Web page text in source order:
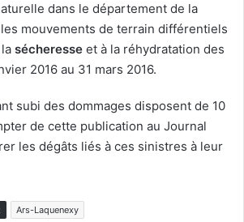
dans le département de la
mouvements de terrain différentiels
sécheresse et à la réhydratation des
2016 au 31 mars 2016.
subi des dommages disposent de 10
de cette publication au Journal
les dégâts liés à ces sinistres à leur
Ars-Laquenexy